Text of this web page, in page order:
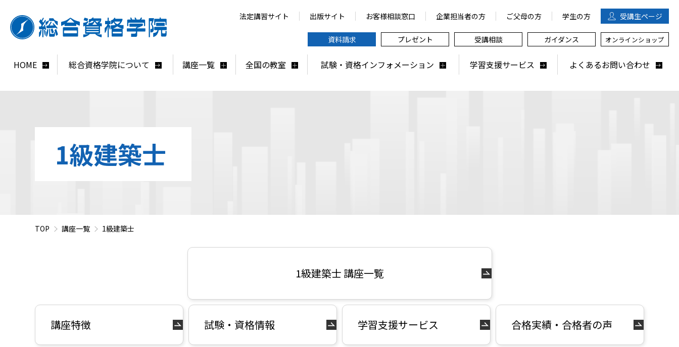
HOME 総合資格学院について 講座一覧 全国の教室 試験・資格インフォメーション 学習支援サービス よくあるお問い合わせ
受講生ページ
企業担当者の方 ご父母の方 学生の方
法定講習サイト 出版サイト お客様相談窓口
資料請求 プレゼント 受講相談 ガイダンス オンラインショップ
1級建築士
TOP 講座一覧 1級建築士
1級建築士 講座一覧
講座特徴 試験・資格情報 学習支援サービス 合格実績・ 合格者の声